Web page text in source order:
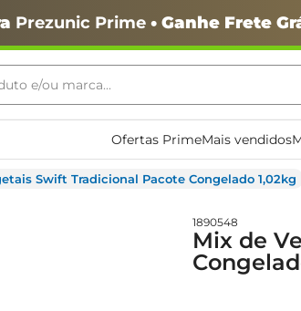
Prezunic Prime• Ganhe Frete
e/ou marca...
Ofertas PrimeMais vendidos
Swift Tradicional Pacote Congelado 1,02kg
1890548
Mix de